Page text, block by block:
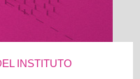
INSTITUTO